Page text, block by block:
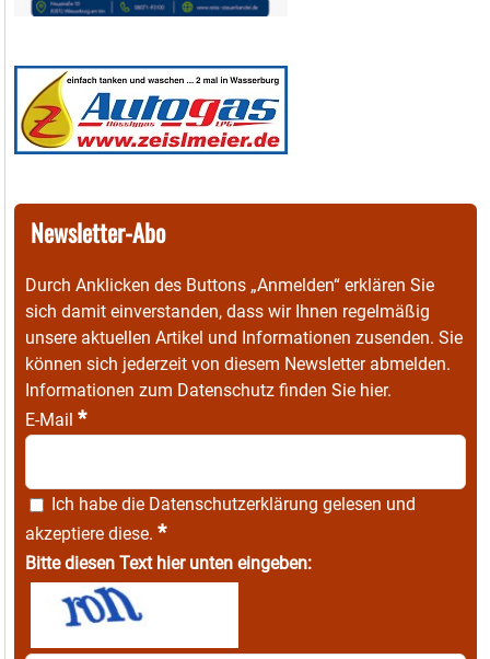
Newsletter-Abo
Durch Anklicken des Buttons „Anmelden“ erklären Sie
sich damit einverstanden, dass wir Ihnen regelmäßig
unsere aktuellen Artikel und Informationen zusenden. Sie
können sich jederzeit von diesem Newsletter abmelden.
Informationen zum Datenschutz finden Sie hier.
E-Mail *
Ich habe die Datenschutzerklärung gelesen und
akzeptiere diese. *
Bitte diesen Text hier unten eingeben: